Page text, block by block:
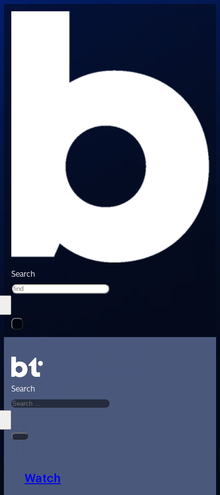
Search
Search
Watch